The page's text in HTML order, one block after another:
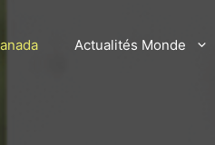
Actualités Monde